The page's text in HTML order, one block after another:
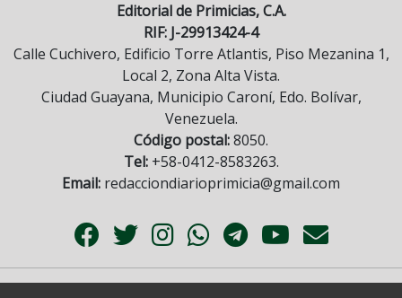
Editorial de Primicias, C.A.
RIF: J-29913424-4
Calle Cuchivero, Edificio Torre Atlantis, Piso Mezanina 1,
Local 2, Zona Alta Vista.
Ciudad Guayana, Municipio Caroní, Edo. Bolívar,
Venezuela.
Código postal:8050.
Tel:+58-0412-8583263.
Email: redacciondiarioprimicia@gmail.com